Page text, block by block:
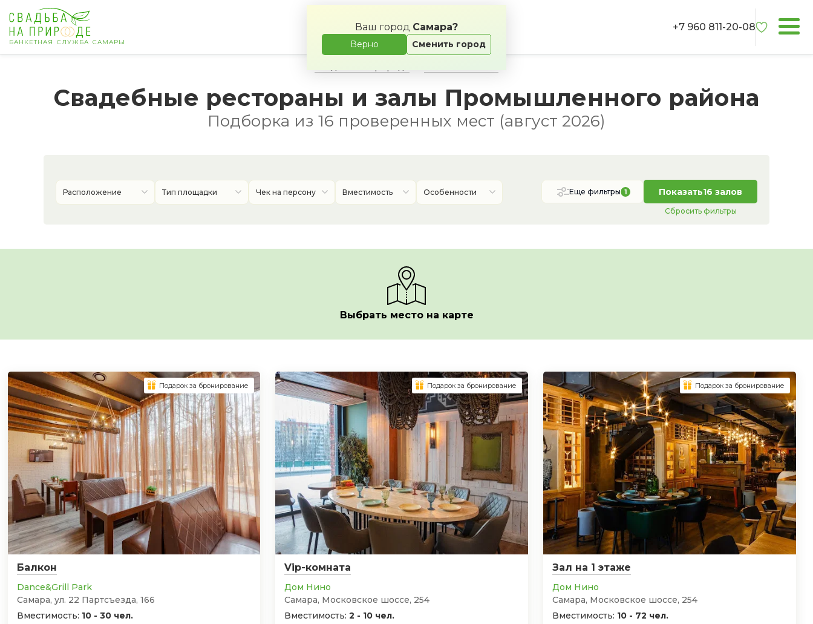
Ваш город Самара?
Верно Сменить город
БАНКЕТНАЯ СЛУЖБА САМАРЫ
Выпускной
+7 960 811-20-08
Свадебные рестораны и залы Промышленного района
Подборка из 16 проверенных мест (август 2026)
Расположение Тип площадки Чек на персону Вместимость Особенности Еще фильтры 1 Показать16 залов
Сбросить фильтры
Выбрать место на карте
Балкон
Dance&Grill Park
Самара, ул. 22 Партсъезда, 166
Вместимость: 10 - 30 чел.
Подарок за бронирование
Vip-комната
Дом Нино
Самара, Московское шоссе, 254
Вместимость:2 - 10 чел.
Подарок за бронирование
Зал на 1 этаже
Дом Нино
Самара, Московское шоссе, 254
Вместимость: 10 - 72 чел.
Подарок за бронирование